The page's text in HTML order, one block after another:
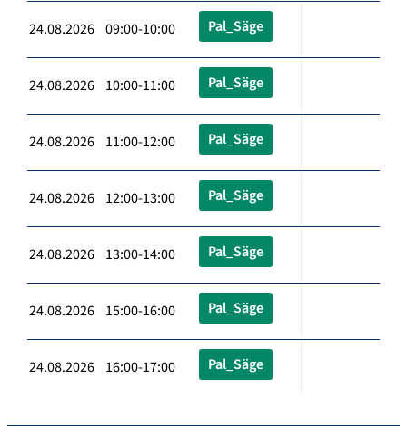
24.08.2026 09:00-10:00 Pal_Säge
24.08.2026 10:00-11:00 Pal_Säge
24.08.2026 11:00-12:00 Pal_Säge
24.08.2026 12:00-13:00 Pal_Säge
24.08.2026 13:00-14:00 Pal_Säge
24.08.2026 15:00-16:00 Pal_Säge
24.08.2026 16:00-17:00 Pal_Säge